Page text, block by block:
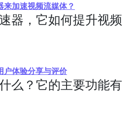
加速视频流媒体？
器，它如何提升视频
户体验分享与评价
么？它的主要功能有